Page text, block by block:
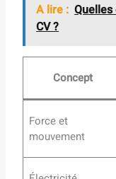
A lire :
CV ?
Concept
Force et
mouvement